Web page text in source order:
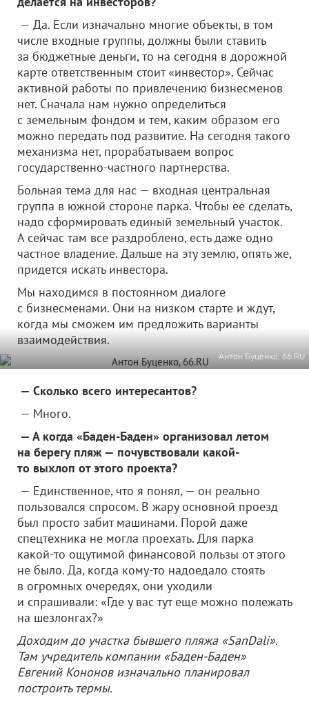
— Да. Если изначально многие объекты, в том
числе входные группы, должны были ставить
за бюджетные деньги, то на сегодня в дорожной
карте ответственным стоит «инвестор». Сейчас
активной работы по привлечению бизнесменов
нет. Сначала нам нужно определиться
с земельным фондом и тем, каким образом его
можно передать под развитие. На сегодня такого
механизма нет, прорабатываем вопрос
государственно-частного партнерства.
Больная тема для нас — входная центральная
группа в южной стороне парка. Чтобы ее сделать,
надо сформировать единый земельный участок.
А сейчас там все раздроблено, есть даже одно
частное владение. Дальше на эту землю, опять же,
придется искать инвестора.
Мы находимся в постоянном диалоге
с бизнесменами. Они на низком старте и ждут,
когда мы сможем им предложить варианты
взаимодействия.
Антон Буценко, 66.RU
— Сколько всего интересантов?
— Много.
— А когда «Баден-Баден» организовал летом
на берегу пляж — почувствовали какой-
то выхлоп от этого проекта?
— Единственное, что я понял, — он реально
пользовался спросом. В жару основной проезд
был просто забит машинами. Порой даже
спецтехника не могла проехать. Для парка
какой-то ощутимой финансовой пользы от этого
не было. Да, когда кому-то надоедало стоять
в огромных очередях, они уходили
и спрашивали: «Где у вас тут еще можно полежать
на шезлонгах?»
Доходим до участка бывшего пляжа «SanDali».
Там учредитель компании «Баден-Баден»
Евгений Кононов изначально планировал
построить термы.